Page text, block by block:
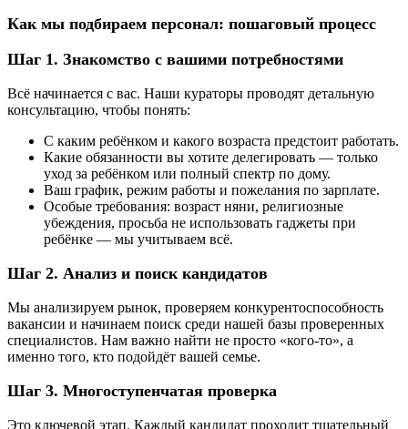
Как мы подбираем персонал: пошаговый процесс
Шаг 1. Знакомство с вашими потребностями
Всё начинается с вас. Наши кураторы проводят детальную
консультацию, чтобы понять:
С каким ребёнком и какого возраста предстоит работать.
Какие обязанности вы хотите делегировать — только
уход за ребёнком или полный спектр по дому.
Ваш график, режим работы и пожелания по зарплате.
Особые требования: возраст няни, религиозные
убеждения, просьба не использовать гаджеты при
ребёнке — мы учитываем всё.
Шаг 2. Анализ и поиск кандидатов
Мы анализируем рынок, проверяем конкурентоспособность
вакансии и начинаем поиск среди нашей базы проверенных
специалистов. Нам важно найти не просто «кого-то», а
именно того, кто подойдёт вашей семье.
Шаг 3. Многоступенчатая проверка
Это ключевой этап. Каждый кандидат проходит тщательный